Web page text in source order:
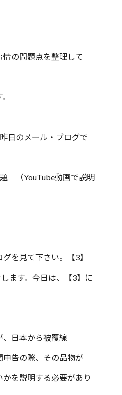
の問題点を整理して
日のメール・ブログで
題 （YouTube動画で説明
グを見て下さい。【3】
ます。今日は、【3】に
日本から被覆線
告の際、その品物が
を説明する必要があり